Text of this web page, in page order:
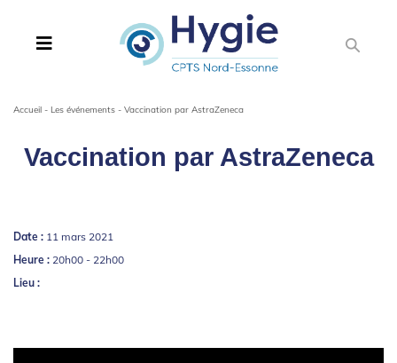
Accueil - Les événements - Vaccination par AstraZeneca
Vaccination par AstraZeneca
Date : 11 mars 2021
Heure : 20h00 - 22h00
Lieu :